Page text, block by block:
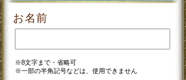
お名前
※8文字まで・省略可
※一部の半角記号などは、使用できません